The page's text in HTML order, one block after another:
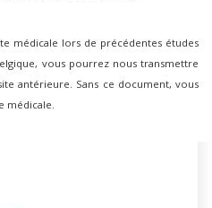
médicale lors de précédentes études
vous pourrez nous transmettre
antérieure. Sans ce document, vous
médicale.